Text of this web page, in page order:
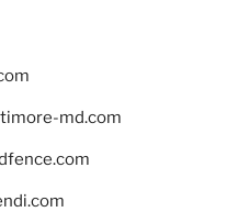
md.com